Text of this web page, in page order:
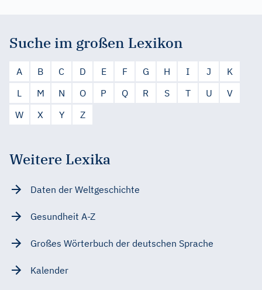
Suche im großen Lexikon
A B C D E F G H I J
K
L
M N O P Q R S T U
V
W
X Y Z
Weitere Lexika
Daten der Weltgeschichte
Gesundheit A-Z
Großes Wörterbuch der deutschen Sprache
Kalender